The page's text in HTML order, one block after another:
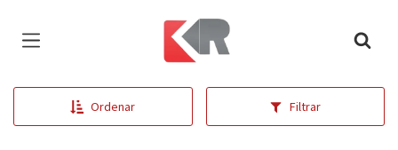
Página inicial
Ordenar Filtrar